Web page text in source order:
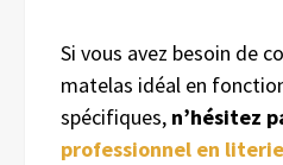
Si vous avez besoin de
matelas idéal en
spécifiques, n’hésitez
professionnel en literie